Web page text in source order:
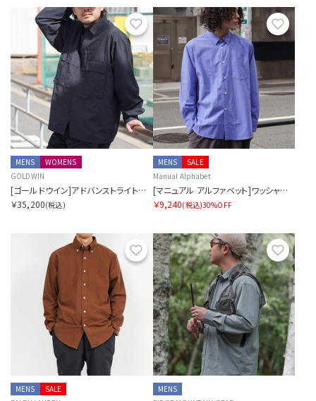
お気に入り
MENS
WOMENS
GOLDWIN
[ゴールドウイン]アドバンストライトベンチレーションシャツ
￥35,200(税込)
お気
SALE
MENS
Manual Alphabet
[マニュアル アルファベット]ワッシャーブロードルーズフィットレギュラーカラーシャツ
￥9,240(税込)30%OFF
お気に入り
SALE
MENS
お気
MENS